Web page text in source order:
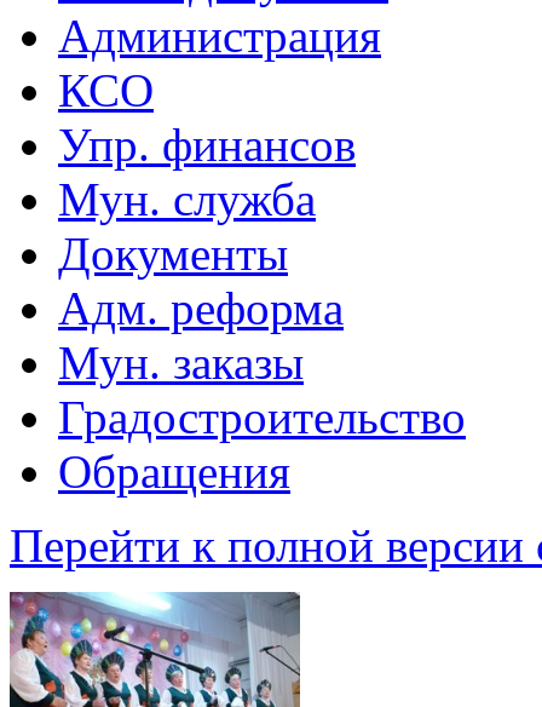
Администрация
КСО
Упр. финансов
Мун. служба
Документы
Адм. реформа
Мун. заказы
Градостроительство
Обращения
Перейти к полной версии